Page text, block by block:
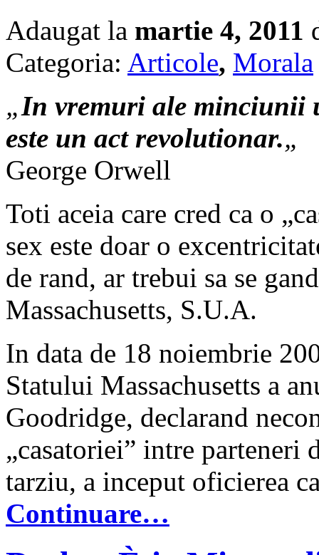
Adaugat la martie 4, 2011
Categoria: Articole, Morala
„In vremuri ale minciunii
este un act revolutionar.„
George Orwell
Toti aceia care cred ca o
sex este doar o
de rand, ar trebui sa se
Massachusetts, S.U.A.
In data de 18 noiembrie
Statului Massachusetts a
Goodridge, declarand
„casatoriei” intre parteneri
tarziu, a inceput oficierea
Continuare…